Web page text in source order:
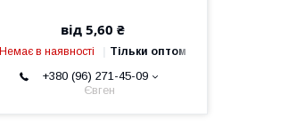
від 5,60 ₴
Немає в наявності Тільки оптом
+380 (96) 271-45-09
Євген